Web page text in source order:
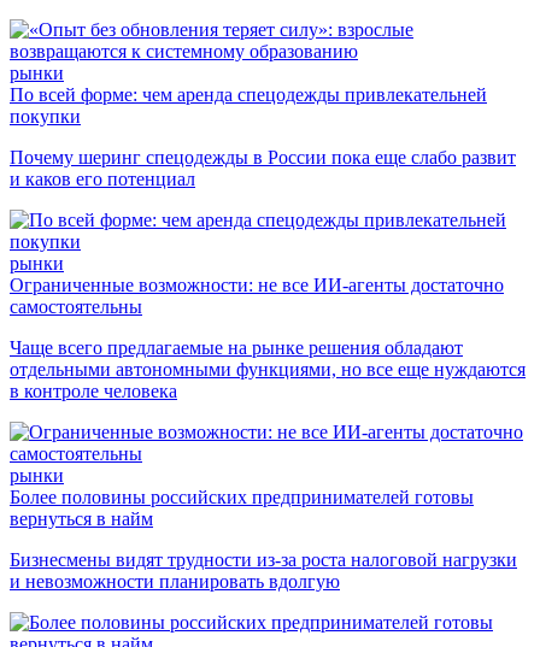
рынки
По всей форме: чем аренда спецодежды привлекательней
покупки
Почему шеринг спецодежды в России пока еще слабо развит
и каков его потенциал
рынки
Ограниченные возможности: не все ИИ-агенты достаточно
самостоятельны
Чаще всего предлагаемые на рынке решения обладают
отдельными автономными функциями, но все еще нуждаются
в контроле человека
рынки
Более половины российских предпринимателей готовы
вернуться в найм
Бизнесмены видят трудности из-за роста налоговой нагрузки
и невозможности планировать вдолгую